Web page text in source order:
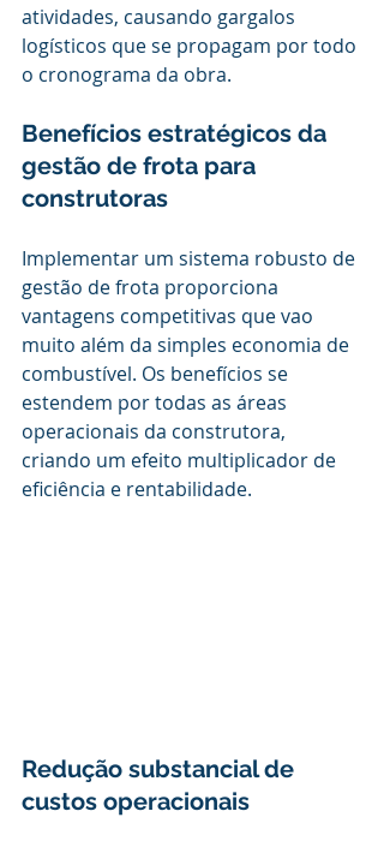
atividades, causando gargalos
logísticos que se propagam por todo
o cronograma da obra.
Benefícios estratégicos da
gestão de frota para
construtoras
Implementar um sistema robusto de
gestão de frota proporciona
vantagens competitivas que vao
muito além da simples economia de
combustível. Os benefícios se
estendem por todas as áreas
operacionais da construtora,
criando um efeito multiplicador de
eficiência e rentabilidade.
Redução substancial de
custos operacionais